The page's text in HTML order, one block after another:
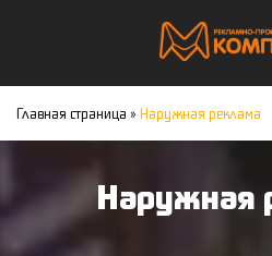
Главная страница »Наружная реклама
Наружная